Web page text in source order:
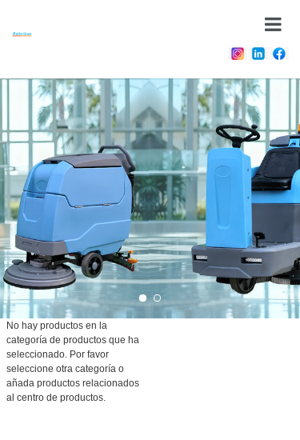
No hay productos en la
categoría de productos que ha
seleccionado. Por favor
seleccione otra categoría o
añada productos relacionados
al centro de productos.